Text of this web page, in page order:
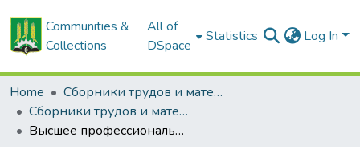
Communities &
Collections
All of
DSpace
Statistics Log In
Home
Сборники трудов и материалов конференций
Сборники трудов и материалы конференций
Высшее профессиональное образование: психолого-педагогические проблемы: сб. науч.- метод. работ